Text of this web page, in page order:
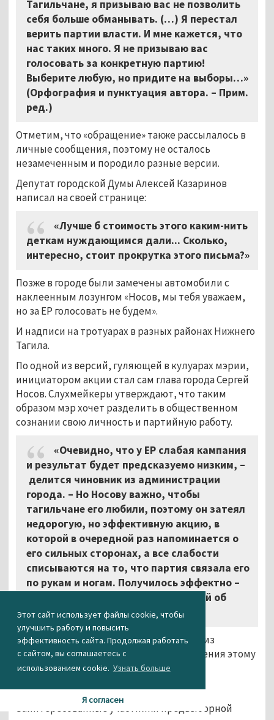
Этот сайт использует файлы cookie, чтобы
улучшить работу и повысить
эффективность сайта. Продолжая работать
с сайтом, вы соглашаетесь с
использованием cookie. Узнать больше
Я согласен
Тагильчане, я призываю вас не позволить
себя больше обманывать. (…) Я перестал
верить партии власти. И мне кажется, что
нас таких много. Я не призываю вас
голосовать за конкретную партию!
Выберите любую, но придите на выборы…»
(Орфография и пунктуация автора. – Прим.
ред.)
Отметим, что «обращение» также рассылалось в
личные сообщения, поэтому не осталось
незамеченным и породило разные версии.
Депутат городской Думы Алексей Казаринов
написал на своей странице:
«Лучше б стоимость этого каким-нить
деткам нуждающимся дали... Сколько,
интересно, стоит прокрутка этого письма?»
Позже в городе были замечены автомобили с
наклеенным лозунгом «Носов, мы тебя уважаем,
но за ЕР голосовать не будем».
И надписи на тротуарах в разных районах Нижнего
Тагила.
По одной из версий, гуляющей в кулуарах мэрии,
инициатором акции стал сам глава города Сергей
Носов. Слухмейкеры утверждают, что таким
образом мэр хочет разделить в общественном
сознании свою личность и партийную работу.
«Очевидно, что у ЕР слабая кампания
и результат будет предсказуемо низким, –
делится чиновник из администрации
города. – Но Носову важно, чтобы
тагильчане его любили, поэтому он затеял
недорогую, но эффективную акцию, в
которой в очередной раз напоминается о
его сильных сторонах, а все слабости
списываются на то, что партия связала его
по рукам и ногам. Получилось эффектно –
после получения личных сообщений об
этом гудел весь город».
По другой версии, акция затеяна одной из
конкурирующих партий, но подтверждения этому
найти не удалось.
Коммунист Потанин «залёг на дно»...
Заинтересованные участники предвыборной